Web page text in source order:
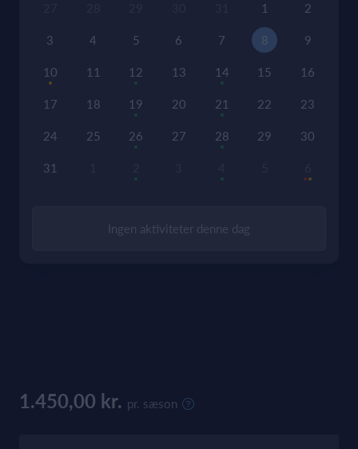
1 2
3 4 5 6 7 8 9
10 11 12 13 14 15 16
17 18 19 20 21 22 23
24 25 26 27 28 29 30
31
Ingen aktiviteter denne dag
1.450,00 kr. pr. sæson